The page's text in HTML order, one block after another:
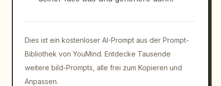
Dies ist ein kostenloser AI-Prompt aus der Prompt-
Bibliothek von YouMind. Entdecke Tausende
weitere bild-Prompts, alle frei zum Kopieren und
Anpassen.